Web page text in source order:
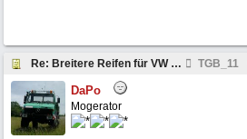
Re: Breitere Reifen für VW LT 45 4x4 TGB_11
DaPo
Mogerator